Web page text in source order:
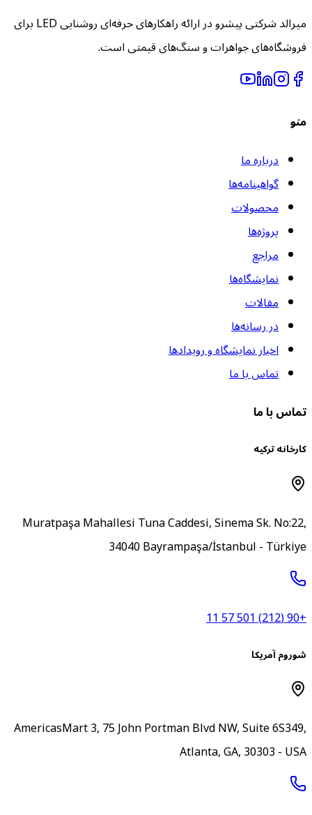
میرالد شرکتی پیشرو در ارائه راهکارهای حرفه‌ای روشنایی LED برای
جواهرات و سنگ‌های قیمتی است.
درباره ما
گواهینامه‌ها
محصولات
پروژه‌ها
مراجع
نمایشگاه‌ها
مقالات
در رسانه‌ها
اخبار نمایشگاه و رویدادها
تماس با ما
با ما
ترکیه
Muratpaşa Mahallesi Tuna Caddesi, Sinema Sk.
34040 Bayrampaşa/İstanbul -
آمریکا
AmericasMart 3, 75 John Portman Blvd NW, Suite
Atlanta, GA, 30303 -